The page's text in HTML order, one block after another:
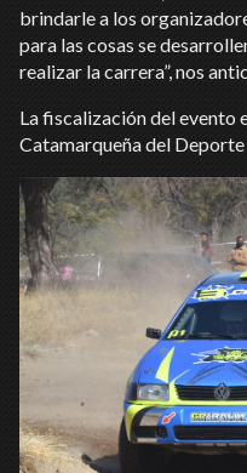
brindarle a los
para las cosas se
realizar la carrera”, nos
La fiscalización del evento
Catamarqueña del